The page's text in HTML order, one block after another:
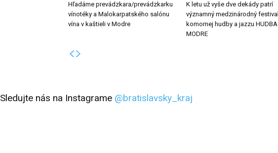
Hľadáme prevádzkara/prevádzkarku
vínotéky a Malokarpatského salónu
vína v kaštieli v Modre
K letu už vyše dve dekády patrí
významný medzinárodný festival
komornej hudby a jazzu HUDBA
MODRE
Sledujte nás na Instagrame @bratislavsky_kraj